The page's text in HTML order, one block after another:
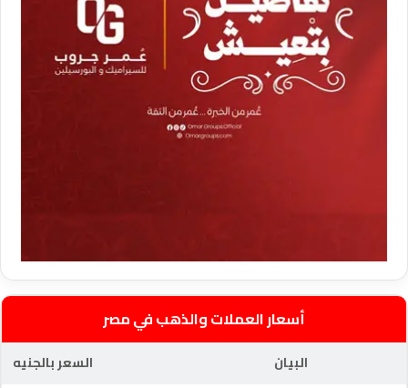
أسعار العملات والذهب في مصر
البيان
السعر بالجنيه